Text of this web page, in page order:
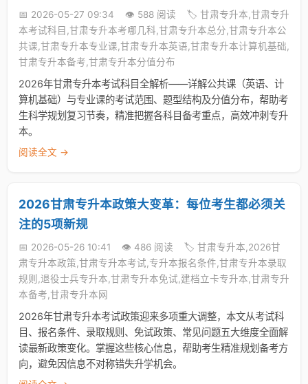
📅 2026-05-27 09:34 👁️ 588 阅读
🏷️ 甘肃专升本,甘肃专升
本考试科目,甘肃专升本考哪几科,甘肃专升本总分,甘肃专升本公
共课,甘肃专升本专业课,甘肃专升本英语,甘肃专升本计算机基础,
甘肃专升本备考,甘肃专升本分值分布
2026年甘肃专升本考试科目全解析——详解公共课（英语、计
算机基础）与专业课的考试范围、题型结构及分值分布，帮助考
生科学规划复习节奏，精准把握各科目备考重点，高效冲刺专升
本。
阅读全文 →
2026甘肃专升本政策大变革：每位考生都必须关
注的5项新规
📅 2026-05-26 10:41 👁️ 486 阅读
🏷️ 甘肃专升本,2026甘
肃专升本政策,甘肃专升本考试,专升本报名条件,甘肃专升本录取
规则,退役士兵专升本,甘肃专升本免试,建档立卡专升本,甘肃专升
本备考,甘肃专升本网
2026年甘肃专升本考试政策迎来多项重大调整，本文从考试科
目、报名条件、录取规则、免试政策、常见问题五大维度全面解
读最新政策变化。掌握这些核心信息，帮助考生精准规划备考方
向，避免因信息不对称错失升学机会。